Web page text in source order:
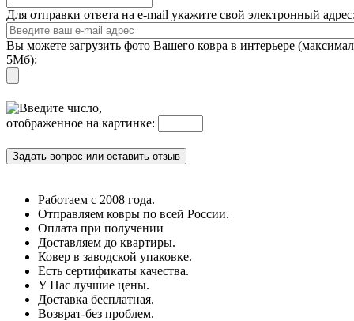
Для отправки ответа на e-mail укажите свой электронный
Вы можете загрузить фото Вашего ковра в интерьере
5Мб):
Введите число,
отображенное на картинке:
Работаем с 2008 года.
Отправляем ковры по всей России.
Оплата при получении
Доставляем до квартиры.
Ковер в заводской упаковке.
Есть сертификаты качества.
У Нас лучшие цены.
Доставка бесплатная.
Возврат-без проблем.